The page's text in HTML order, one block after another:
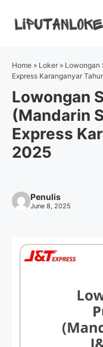
Home » Loker » Lowongan
Express Karanganyar
Lowongan
(Mandarin
Express
2025
Penulis
June 8, 2025